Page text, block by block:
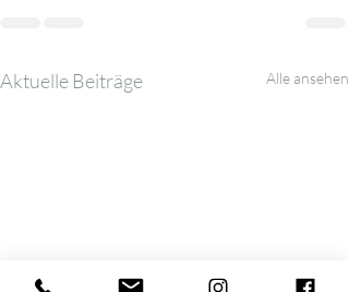
Aktuelle Beiträge Alle ansehen